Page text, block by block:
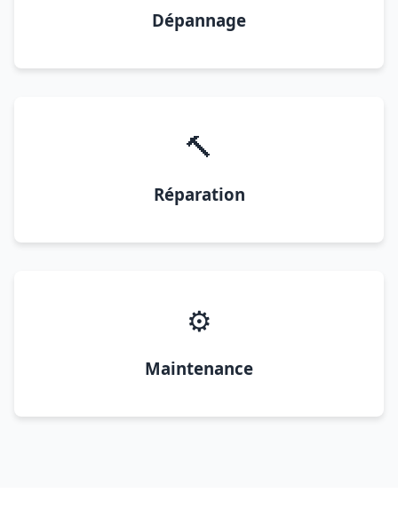
Dépannage
🔨
Réparation
⚙️
Maintenance